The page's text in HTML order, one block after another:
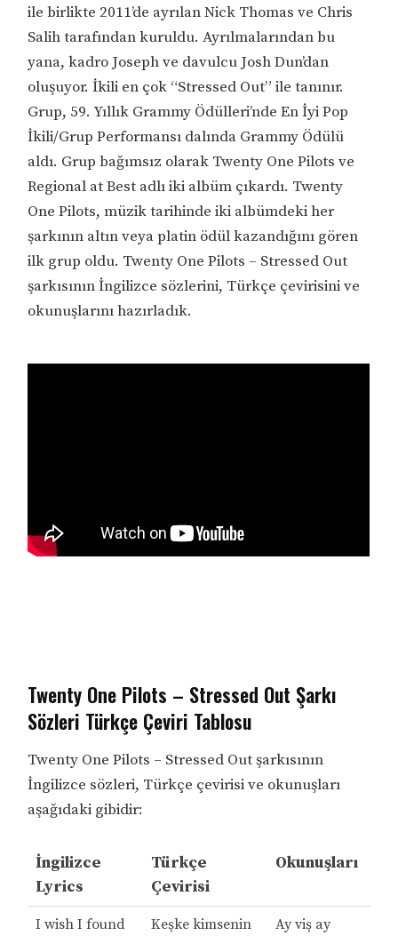
ile birlikte 2011’de ayrılan Nick Thomas ve Chris
Salih tarafından kuruldu. Ayrılmalarından bu
yana, kadro Joseph ve davulcu Josh Dun’dan
oluşuyor. İkili en çok “Stressed Out” ile tanınır.
Grup, 59. Yıllık Grammy Ödülleri’nde En İyi Pop
İkili/Grup Performansı dalında Grammy Ödülü
aldı. Grup bağımsız olarak Twenty One Pilots ve
Regional at Best adlı iki albüm çıkardı. Twenty
One Pilots, müzik tarihinde iki albümdeki her
şarkının altın veya platin ödül kazandığını gören
ilk grup oldu. Twenty One Pilots – Stressed Out
şarkısının İngilizce sözlerini, Türkçe çevirisini ve
okunuşlarını hazırladık.
Twenty One Pilots – Stressed Out Şarkı
Sözleri Türkçe Çeviri Tablosu
Twenty One Pilots – Stressed Out şarkısının
İngilizce sözleri, Türkçe çevirisi ve okunuşları
aşağıdaki gibidir:
İngilizce
Lyrics
Türkçe
Çevirisi
Okunuşları
I wish I found
Keşke kimsenin
Ay viş ay